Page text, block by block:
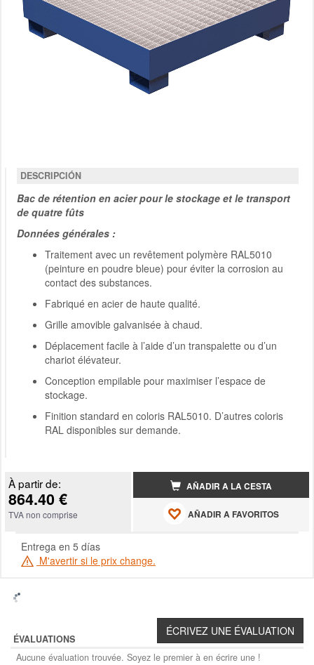
DESCRIPCIÓN
Bac de rétention en acier pour le stockage et le transport
de quatre fûts
Données générales :
Traitement avec un revêtement polymère RAL5010
(peinture en poudre bleue) pour éviter la corrosion au
contact des substances.
Fabriqué en acier de haute qualité.
Grille amovible galvanisée à chaud.
Déplacement facile à l’aide d’un transpalette ou d’un
chariot élévateur.
Conception empilable pour maximiser l’espace de
stockage.
Finition standard en coloris RAL5010. D’autres coloris
RAL disponibles sur demande.
À partir de:
864.40 €
TVA non comprise
AÑADIR A LA CESTA
AÑADIR A FAVORITOS
Entrega en 5 días
M'avertir si le prix change.
ÉVALUATIONS
Aucune évaluation trouvée. Soyez le premier à en écrire une !